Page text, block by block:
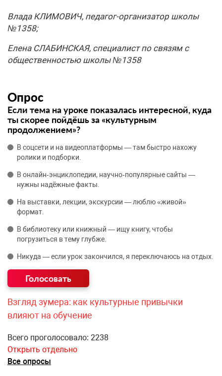
Влада КЛИМОВИЧ, педагог-организатор школы
№1358;
Елена СЛАБИНСКАЯ, специалист по связям с
общественностью школы №1358
Опрос
Если тема на уроке показалась интересной, куда
ты скорее пойдёшь за «культурным
продолжением»?
В соцсети и на видеоплатформы — там быстро нахожу
ролики и подборки.
В онлайн‑энциклопедии, научно‑популярные сайты —
нужны надёжные факты.
На выставки, лекции, экскурсии — люблю «живой»
формат.
В библиотеку или книжный — ищу книгу, чтобы
погрузиться в тему глубже.
Никуда — если урок закончился, я переключаюсь на отдых.
Взгляд зумера: как культурные привычки
влияют на обучение
Всего проголосовало: 2238
Открыть отдельно
Все опросы